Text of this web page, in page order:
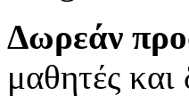
Δωρεάν
μαθητές